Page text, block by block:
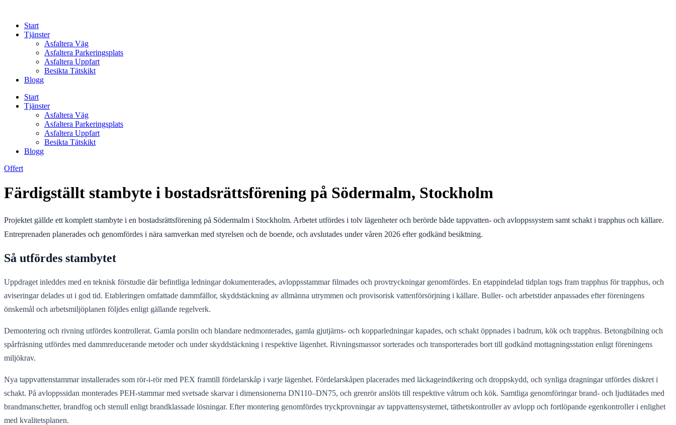
contentStart
Tjänster
Asfaltera Väg
Asfaltera Parkeringsplats
Asfaltera Uppfart
Besikta Tätskikt
Blogg
Start
Tjänster
Asfaltera Väg
Asfaltera Parkeringsplats
Asfaltera Uppfart
Besikta Tätskikt
Blogg
Offert
Färdigställt stambyte i bostadsrättsförening på Södermalm, Stockholm
Projektet gällde ett komplett stambyte i en bostadsrättsförening på Södermalm i Stockholm. Arbetet utfördes i tolv lägenheter och berörde både tappvatten- och avloppssystem samt schakt i trapphus och källare.
Entreprenaden planerades och genomfördes i nära samverkan med styrelsen och de boende, och avslutades under våren 2026 efter godkänd besiktning.
Så utfördes stambytet
Uppdraget inleddes med en teknisk förstudie där befintliga ledningar dokumenterades, avloppsstammar filmades och provtryckningar genomfördes. En etappindelad tidplan togs fram trapphus för trapphus, och
aviseringar delades ut i god tid. Etableringen omfattade dammfällor, skyddstäckning av allmänna utrymmen och provisorisk vattenförsörjning i källare. Buller- och arbetstider anpassades efter föreningens
önskemål och arbetsmiljöplanen följdes enligt gällande regelverk.
Demontering och rivning utfördes kontrollerat. Gamla porslin och blandare nedmonterades, gamla gjutjärns- och kopparledningar kapades, och schakt öppnades i badrum, kök och trapphus. Betongbilning och
spårfräsning utfördes med dammreducerande metoder och under skyddstäckning i respektive lägenhet. Rivningsmassor sorterades och transporterades bort till godkänd mottagningsstation enligt föreningens
miljökrav.
Nya tappvattenstammar installerades som rör-i-rör med PEX framtill fördelarskåp i varje lägenhet. Fördelarskåpen placerades med läckageindikering och droppskydd, och synliga dragningar utfördes diskret i
schakt. På avloppssidan monterades PEH-stammar med svetsade skarvar i dimensionerna DN110–DN75, och grenrör anslöts till respektive våtrum och kök. Samtliga genomföringar brand- och ljudtätades med
brandmanschetter, brandfog och stenull enligt brandklassade lösningar. Efter montering genomfördes tryckprovningar av tappvattensystemet, täthetskontroller av avlopp och fortlöpande egenkontroller i enlighet
med kvalitetsplanen.